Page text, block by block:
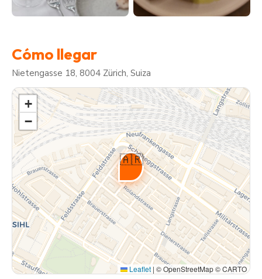
Cómo llegar
Nietengasse 18, 8004 Zürich, Suiza
🇦🇷
+
−
Leaflet | © OpenStreetMap © CARTO